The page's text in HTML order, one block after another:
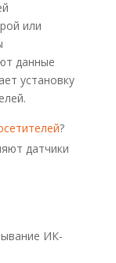
или
данные
установку
?
датчики
ИК-